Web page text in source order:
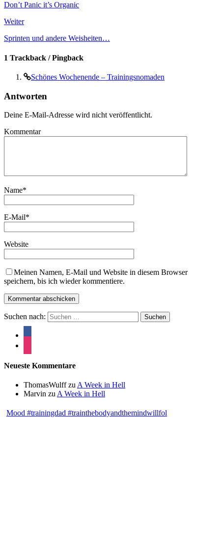
Don’t Panic it’s Organic
Weiter
Sprinten und andere Weisheiten…
1 Trackback / Pingback
Schönes Wochenende – Trainingsnomaden
Antworten
Deine E-Mail-Adresse wird nicht veröffentlicht.
Kommentar
Name*
E-Mail*
Website
Meinen Namen, E-Mail und Website in diesem Browser
speichern, bis ich wieder kommentiere.
Suchen nach:
Neueste Kommentare
ThomasWulffzu A Week in Hell
Marvin zu A Week in Hell
Mood #trainingdad #trainthebodyandthemindwillfol